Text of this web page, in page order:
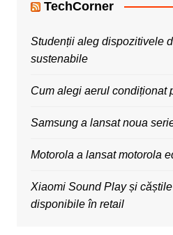
TechCorner
Studenții aleg dispozitivele
sustenabile
Cum alegi aerul condiționat
Samsung a lansat noua
Motorola a lansat motorola
Xiaomi Sound Play și
disponibile în retail